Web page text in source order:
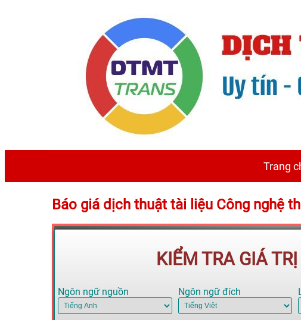
Trang
Báo giá dịch thuật tài liệu Công nghệ
KIỂM TRA GIÁ
Ngôn ngữ nguồn Ngôn ngữ đích